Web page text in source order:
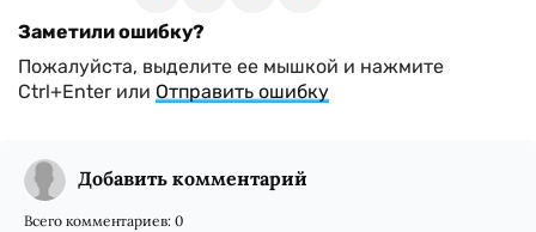
Заметили ошибку?
Пожалуйста, выделите ее мышкой и нажмите
Ctrl+Enter или Отправить ошибку
Добавить комментарий
Всего комментариев: 0